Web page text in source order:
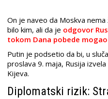
On je naveo da Moskva
bilo kim, ali da je odgovor
tokom Dana pobede
Putin je podsetio da bi, u
proslava 9. maja, Rusija
Kijeva.
Diplomatski rizik: